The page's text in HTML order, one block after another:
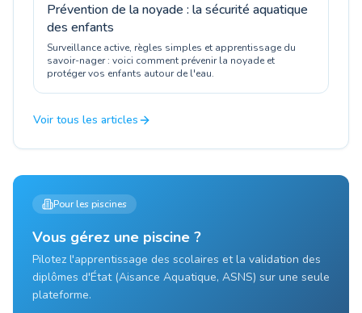
Prévention de la noyade : la sécurité aquatique
des enfants
Surveillance active, règles simples et apprentissage du
savoir-nager : voici comment prévenir la noyade et
protéger vos enfants autour de l'eau.
Voir tous les articles
Pour les piscines
Vous gérez une piscine ?
Pilotez l'apprentissage des scolaires et la validation des
diplômes d'État (Aisance Aquatique, ASNS) sur une seule
plateforme.